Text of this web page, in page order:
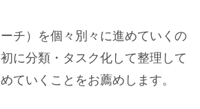
チ）を個々別々に進めていくの
に分類・タスク化して整理して
ていくことをお薦めします。